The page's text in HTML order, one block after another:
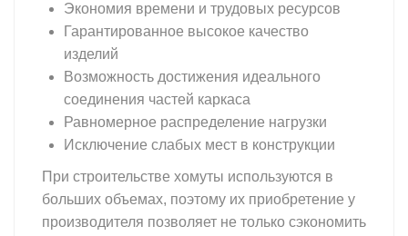
Экономия времени и трудовых ресурсов
Гарантированное высокое качество
изделий
Возможность достижения идеального
соединения частей каркаса
Равномерное распределение нагрузки
Исключение слабых мест в конструкции
При строительстве хомуты используются в
больших объемах, поэтому их приобретение у
производителя позволяет не только сэкономить